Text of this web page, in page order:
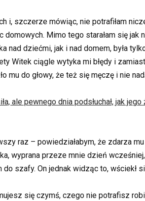
i, szczerze mówiąc, nie potrafiłam
Mimo tego starałam się
nad dziećmi, jak i nad domem, była
Witek ciągle wytyka mi błędy i
mu do głowy, że też się męczę i nie
ale pewnego dnia podsłuchał, jak
raz – powiedziałabym, że zdarza
wyprana przeze mnie dzień
szafy. On jednak widząc to, wściekł
się czymś, czego nie potrafisz